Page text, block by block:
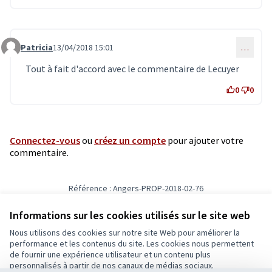
Informations sur les cookies utilisés sur le site web
Nous utilisons des cookies sur notre site Web pour améliorer la
performance et les contenus du site. Les cookies nous permettent
de fournir une expérience utilisateur et un contenu plus
personnalisés à partir de nos canaux de médias sociaux.
Commentaire 543
Patricia13/04/2018 15:01 …
Tout à fait d'accord avec le commentaire de Lecuyer
0 0
Connectez-vousou créez un compte pour ajouter votre
commentaire.
Référence : Angers-PROP-2018-02-76
Conditions d'utilisation
Paramètres des cookies
Ecrivons Angers sur X
Ecrivons Angers sur Facebook